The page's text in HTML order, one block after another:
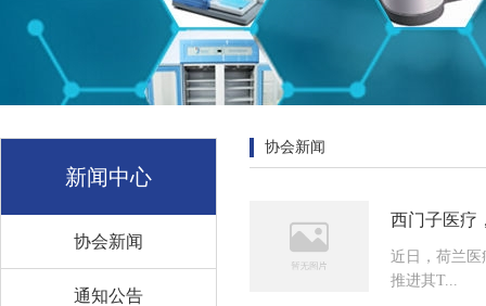
新闻中心
协会新闻
通知公告
协会新闻
西门子医疗
近日，荷兰医
推进其T...